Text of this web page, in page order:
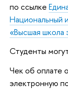
по ссылке
Национальный
«Высшая школа
Студенты
Чек об оплате
электронную